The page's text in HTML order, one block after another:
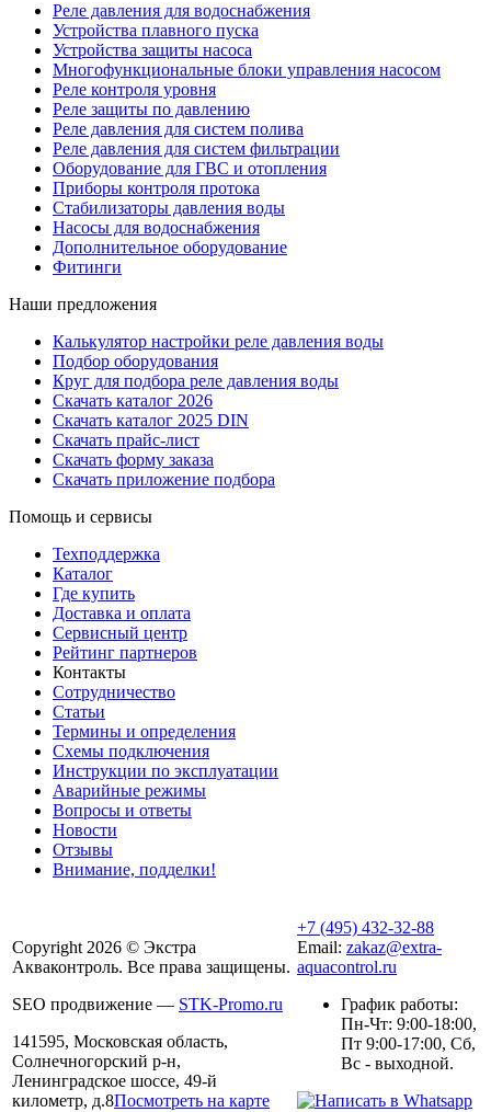
Реле давления для водоснабжения
Устройства плавного пуска
Устройства защиты насоса
Многофункциональные блоки управления насосом
Реле контроля уровня
Реле защиты по давлению
Реле давления для систем полива
Реле давления для систем фильтрации
Оборудование для ГВС и отопления
Приборы контроля протока
Стабилизаторы давления воды
Насосы для водоснабжения
Дополнительное оборудование
Фитинги
Наши предложения
Калькулятор настройки реле давления воды
Подбор оборудования
Круг для подбора реле давления воды
Скачать каталог 2026
Скачать каталог 2025 DIN
Скачать прайс-лист
Скачать форму заказа
Скачать приложение подбора
Помощь и сервисы
Техподдержка
Каталог
Где купить
Доставка и оплата
Сервисный центр
Рейтинг партнеров
Контакты
Сотрудничество
Статьи
Термины и определения
Схемы подключения
Инструкции по эксплуатации
Аварийные режимы
Вопросы и ответы
Новости
Отзывы
Внимание, подделки!
Copyright 2026 © Экстра
Акваконтроль. Все права защищены.
SEO продвижение — STK-Promo.ru
141595, Московская область,
Солнечногорский р-н,
Ленинградское шоссе, 49-й
километр, д.8Посмотреть на карте
+7 (495) 432-32-88
Email: zakaz@extra-
aquacontrol.ru
График работы:
Пн-Чт: 9:00-18:00,
Пт 9:00-17:00, Сб,
Вс - выходной.